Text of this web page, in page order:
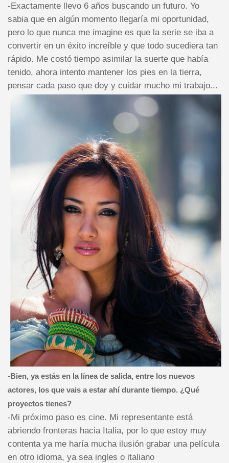
-Exactamente llevo 6 años buscando un futuro. Yo
sabia que en algún momento llegaría mi oportunidad,
pero lo que nunca me imagine es que la serie se iba a
convertir en un éxito increíble y que todo sucediera tan
rápido. Me costó tiempo asimilar la suerte que había
tenido, ahora intento mantener los pies en la tierra,
pensar cada paso que doy y cuidar mucho mi trabajo...
-Bien, ya estás en la línea de salida, entre los nuevos
actores, los que vais a estar ahí durante tiempo. ¿Qué
proyectos tienes?
-Mi próximo paso es cine. Mi representante está
abriendo fronteras hacia Italia, por lo que estoy muy
contenta ya me haría mucha ilusión grabar una película
en otro idioma, ya sea ingles o italiano